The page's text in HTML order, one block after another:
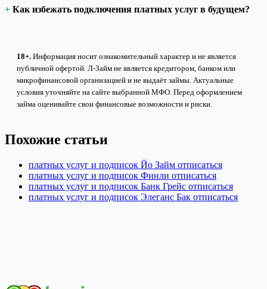
Как избежать подключения платных услуг в будущем?
18+. Информация носит ознакомительный характер и не является
публичной офертой. Л-Займ не является кредитором, банком или
микрофинансовой организацией и не выдаёт займы. Актуальные
условия уточняйте на сайте выбранной МФО. Перед оформлением
займа оценивайте свои финансовые возможности и риски.
Похожие статьи
платных услуг и подписок Йо Займ отписаться
платных услуг и подписок Финли отписаться
платных услуг и подписок Банк Грейс отписаться
платных услуг и подписок Элеганс Бак отписаться